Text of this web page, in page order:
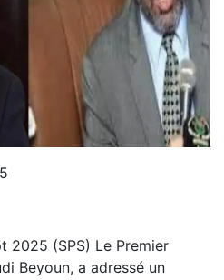
2025 (SPS) Le Premier
Beyoun, a adressé un